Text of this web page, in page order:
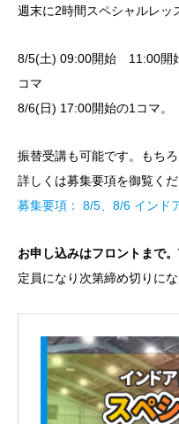
週末に2時間スペシャルレッ
8/5(土) 09:00開始 11:00
コマ
8/6(日) 17:00開始の1コマ。
振替受講も可能です。もち
詳しくは募集要項を御覧くだ
募集要項： 8/5、8/6 インド
お申し込みはフロントまで
定員になり次第締め切りにな